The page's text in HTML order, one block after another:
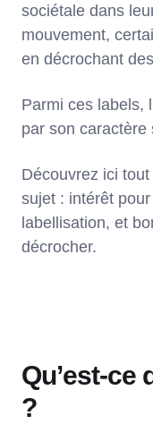
sociétale dans
mouvement,
en décrochant
Parmi ces labels,
par son caractère
Découvrez ici
sujet : intérêt
labellisation, et
décrocher.
Qu’est-ce
?